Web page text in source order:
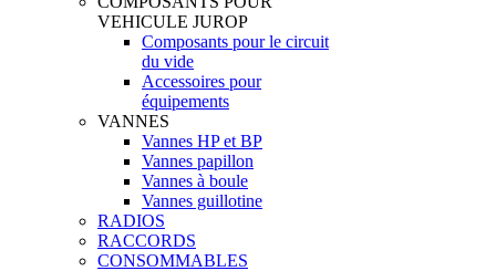
VEHICULE JUROP
Composants pour le circuit
du vide
Accessoires pour
équipements
VANNES
Vannes HP et BP
Vannes papillon
Vannes à boule
Vannes guillotine
RADIOS
RACCORDS
CONSOMMABLES